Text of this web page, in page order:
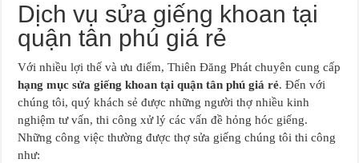
Dịch vụ sửa giếng khoan tại
quận tân phú giá rẻ
Với nhiều lợi thế và ưu điểm, Thiên Đăng Phát chuyên cung cấp
hạng mục sửa giếng khoan tại quận tân phú giá rẻ. Đến với
chúng tôi, quý khách sẻ được những người thợ nhiều kinh
nghiệm tư vấn, thi công xử lý các vấn đề hỏng hóc giếng.
Những công việc thường được thợ sửa giếng chúng tôi thi công
như: